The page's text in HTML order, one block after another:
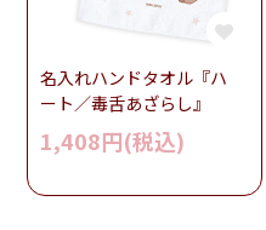
名入れハンドタオル『ハ
ート／毒舌あざらし』
1,408円(税込)